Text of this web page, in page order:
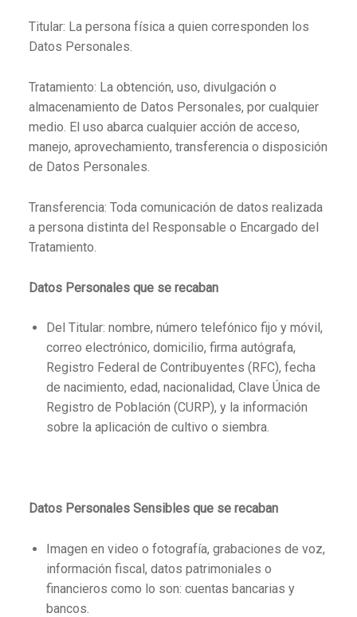
Titular: La persona física a quien corresponden los
Datos Personales.
Tratamiento: La obtención, uso, divulgación o
almacenamiento de Datos Personales, por cualquier
medio. El uso abarca cualquier acción de acceso,
manejo, aprovechamiento, transferencia o disposición
de Datos Personales.
Transferencia: Toda comunicación de datos realizada
a persona distinta del Responsable o Encargado del
Tratamiento.
Datos Personales que se recaban
Del Titular: nombre, número telefónico fijo y móvil,
correo electrónico, domicilio, firma autógrafa,
Registro Federal de Contribuyentes (RFC), fecha
de nacimiento, edad, nacionalidad, Clave Única de
Registro de Población (CURP), y la información
sobre la aplicación de cultivo o siembra.
Datos Personales Sensibles que se recaban
Imagen en video o fotografía, grabaciones de voz,
información fiscal, datos patrimoniales o
financieros como lo son: cuentas bancarias y
bancos.